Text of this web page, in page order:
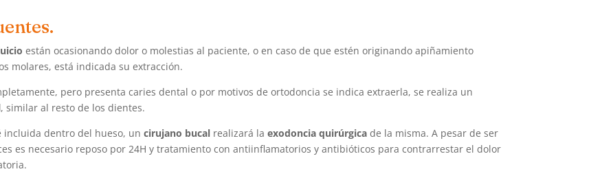
están ocasionando dolor o molestias al paciente, o en caso de que estén originando apiñamiento
molares, está indicada su extracción.
pero presenta caries dental o por motivos de ortodoncia se indica extraerla, se realiza un
, similar al resto de los dientes.
incluida dentro del hueso, uncirujano bucal realizará laexodoncia quirúrgica de la misma. A pesar de ser
es necesario reposo por 24H y tratamiento con antiinflamatorios y antibióticos para contrarrestar el dolor